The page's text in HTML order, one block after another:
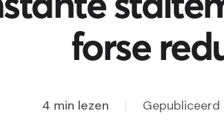
forse
4 min lezen